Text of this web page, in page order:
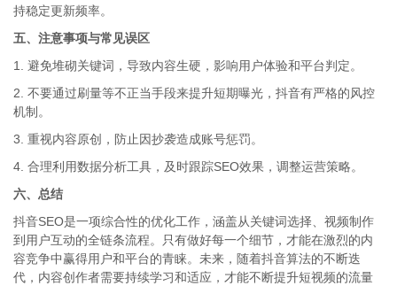
持稳定更新频率。
五、注意事项与常见误区
1. 避免堆砌关键词，导致内容生硬，影响用户体验和平台判定。
2. 不要通过刷量等不正当手段来提升短期曝光，抖音有严格的风控
机制。
3. 重视内容原创，防止因抄袭造成账号惩罚。
4. 合理利用数据分析工具，及时跟踪SEO效果，调整运营策略。
六、总结
抖音SEO是一项综合性的优化工作，涵盖从关键词选择、视频制作
到用户互动的全链条流程。只有做好每一个细节，才能在激烈的内
容竞争中赢得用户和平台的青睐。未来，随着抖音算法的不断迭
代，内容创作者需要持续学习和适应，才能不断提升短视频的流量